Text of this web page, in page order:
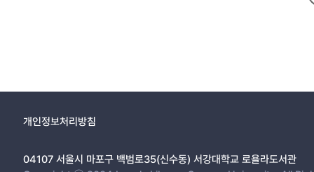
개인정보처리방침
04107 서울시 마포구 백범로35(신수동) 서강대학교 로욜라도서관